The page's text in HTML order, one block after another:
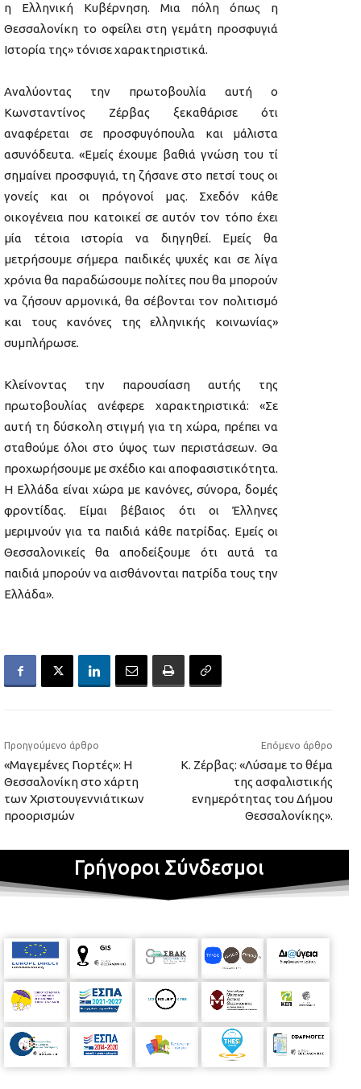
η Ελληνική Κυβέρνηση. Μια πόλη όπως η
Θεσσαλονίκη το οφείλει στη γεμάτη προσφυγιά
Ιστορία της» τόνισε χαρακτηριστικά.
Αναλύοντας την πρωτοβουλία αυτή ο
Κωνσταντίνος Ζέρβας ξεκαθάρισε ότι
αναφέρεται σε προσφυγόπουλα και μάλιστα
ασυνόδευτα. «Εμείς έχουμε βαθιά γνώση του τί
σημαίνει προσφυγιά, τη ζήσανε στο πετσί τους οι
γονείς και οι πρόγονοί μας. Σχεδόν κάθε
οικογένεια που κατοικεί σε αυτόν τον τόπο έχει
μία τέτοια ιστορία να διηγηθεί. Εμείς θα
μετρήσουμε σήμερα παιδικές ψυχές και σε λίγα
χρόνια θα παραδώσουμε πολίτες που θα μπορούν
να ζήσουν αρμονικά, θα σέβονται τον πολιτισμό
και τους κανόνες της ελληνικής κοινωνίας»
συμπλήρωσε.
Κλείνοντας την παρουσίαση αυτής της
πρωτοβουλίας ανέφερε χαρακτηριστικά: «Σε
αυτή τη δύσκολη στιγμή για τη χώρα, πρέπει να
σταθούμε όλοι στο ύψος των περιστάσεων. Θα
προχωρήσουμε με σχέδιο και αποφασιστικότητα.
Η Ελλάδα είναι χώρα με κανόνες, σύνορα, δομές
φροντίδας. Είμαι βέβαιος ότι οι Έλληνες
μεριμνούν για τα παιδιά κάθε πατρίδας. Εμείς οι
Θεσσαλονικείς θα αποδείξουμε ότι αυτά τα
παιδιά μπορούν να αισθάνονται πατρίδα τους την
Ελλάδα».
Προηγούμενο άρθρο
«Μαγεμένες Γιορτές»: Η
Θεσσαλονίκη στο χάρτη
των Χριστουγεννιάτικων
προορισμών
Επόμενο άρθρο
Κ. Ζέρβας: «Λύσαμε το θέμα
της ασφαλιστικής
ενημερότητας του Δήμου
Θεσσαλονίκης».
Γρήγοροι Σύνδεσμοι